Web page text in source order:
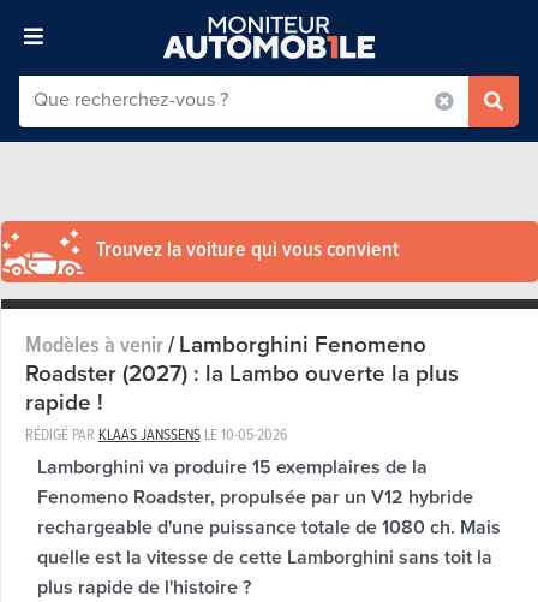
Trouvez la voiture qui vous convient
Modèles à venir/Lamborghini Fenomeno
Roadster (2027) : la Lambo ouverte la plus
rapide !
RÉDIGÉ PAR KLAAS JANSSENSLE10-05-2026
Lamborghini va produire 15 exemplaires de la
Fenomeno Roadster, propulsée par un V12 hybride
rechargeable d'une puissance totale de 1080 ch. Mais
quelle est la vitesse de cette Lamborghini sans toit la
plus rapide de l'histoire ?